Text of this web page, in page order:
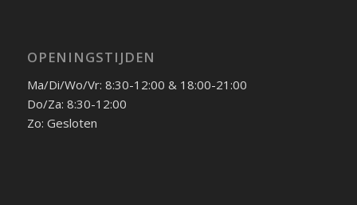
OPENINGSTIJDEN
Ma/Di/Wo/Vr: 8:30-12:00 & 18:00-21:00
Do/Za: 8:30-12:00
Zo: Gesloten